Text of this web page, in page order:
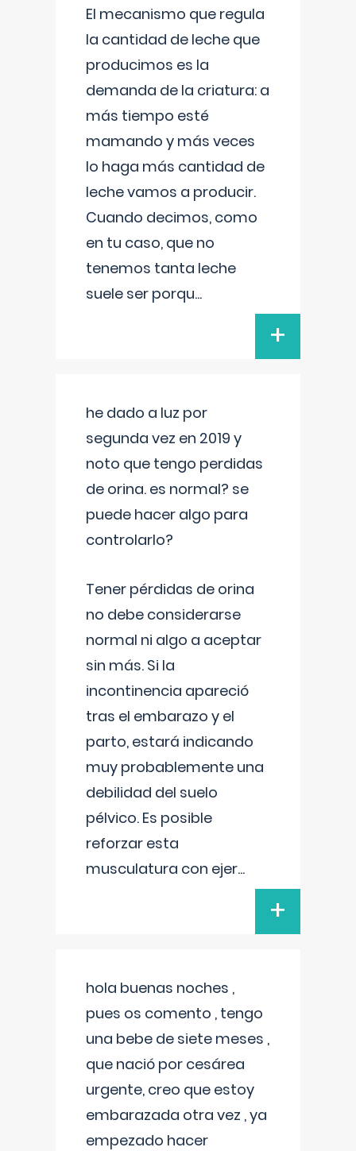
El mecanismo que regula
la cantidad de leche que
producimos es la
demanda de la criatura: a
más tiempo esté
mamando y más veces
lo haga más cantidad de
leche vamos a producir.
Cuando decimos, como
en tu caso, que no
tenemos tanta leche
suele ser porqu...
+
he dado a luz por
segunda vez en 2019 y
noto que tengo perdidas
de orina. es normal? se
puede hacer algo para
controlarlo?
Tener pérdidas de orina
no debe considerarse
normal ni algo a aceptar
sin más. Si la
incontinencia apareció
tras el embarazo y el
parto, estará indicando
muy probablemente una
debilidad del suelo
pélvico. Es posible
reforzar esta
musculatura con ejer...
+
hola buenas noches ,
pues os comento , tengo
una bebe de siete meses ,
que nació por cesárea
urgente, creo que estoy
embarazada otra vez , ya
empezado hacer